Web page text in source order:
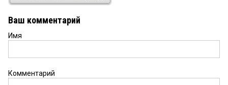
Ну а что касается отравления газом в Таре
Хорошо что никто не погиб. Да. и местные
ну гости если не болели ковидом то должны
Никер 17 мая 2026 в 11:58:
Ваш комментарий
Имя
Комментарий